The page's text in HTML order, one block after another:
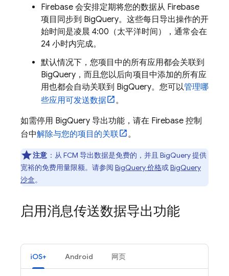
Firebase 会安排定期将您的数据从 Firebase
项目同步到 BigQuery。这些每日导出操作的开
始时间是凌晨 4:00（太平洋时间），通常会在
24 小时内完成。
默认情况下，您项目中的所有应用都会关联到
BigQuery ，而且您以后向项目中添加的所有应
用也都会自动关联到 BigQuery。您可以管理哪
些应用可发送数据
。
如需停用 BigQuery 导出功能，请在 Firebase 控制
台中解除与您的项目的关联 。
注意 ：从 FCM 导出数据是免费的，并且 BigQuery提供
宽裕的免费用量限额。请参阅 BigQuery 价格或BigQuery
沙盒。
启用消息传送数据导出功能
iOS+ Android 网页